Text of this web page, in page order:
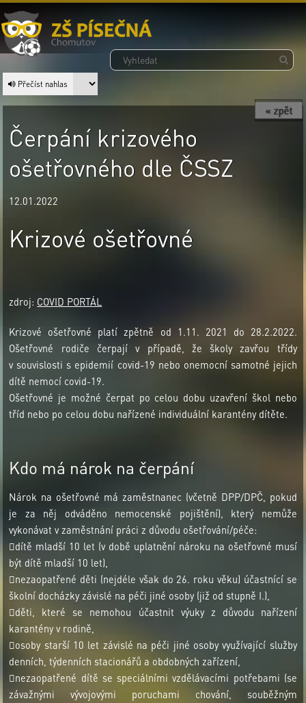
Přečíst nahlas
« zpět
Čerpání krizového
ošetřovného dle ČSSZ
12.01.2022
Krizové ošetřovné
zdroj: COVID PORTÁL
Krizové ošetřovné platí zpětně od 1.11. 2021 do 28.2.2022.
Ošetřovné rodiče čerpají v případě, že školy zavřou třídy
v souvislosti s epidemií covid-19 nebo onemocní samotné jejich
dítě nemocí covid-19.
Ošetřovné je možné čerpat po celou dobu uzavření škol nebo
tříd nebo po celou dobu nařízené individuální karantény dítěte.
Kdo má nárok na čerpání
Nárok na ošetřovné má zaměstnanec (včetně DPP/DPČ, pokud
je za něj odváděno nemocenské pojištění), který nemůže
vykonávat v zaměstnání práci z důvodu ošetřování/péče:
dítě mladší 10 let (v době uplatnění nároku na ošetřovné musí
být dítě mladší 10 let),
nezaopatřené děti (nejdéle však do 26. roku věku) účastnící se
školní docházky závislé na péči jiné osoby (již od stupně I.),
děti, které se nemohou účastnit výuky z důvodu nařízení
karantény v rodině,
osoby starší 10 let závislé na péči jiné osoby využívající služby
denních, týdenních stacionářů a obdobných zařízení,
nezaopatřené dítě se speciálními vzdělávacími potřebami (se
závažnými vývojovými poruchami chování, souběžným